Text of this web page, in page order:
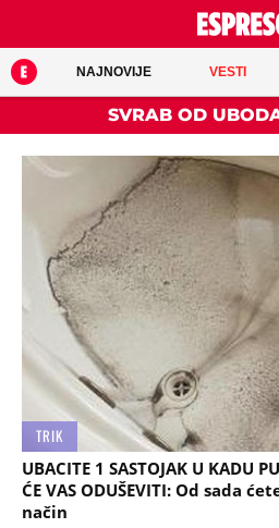
NAJNOVIJE VESTI
SVRAB OD
TRIK
UBACITE 1 SASTOJAK U KADU
ĆE VAS ODUŠEVITI: Od sada
način